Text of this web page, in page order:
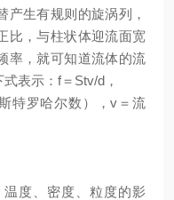
产生有规则的旋涡列，
比，与柱状体迎流面宽
率，就可知道流体的流
表示：f＝Stv/d，
特罗哈尔数），v＝流
度、密度、粒度的影